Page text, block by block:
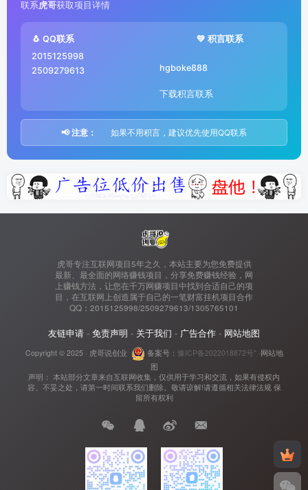
联系虎哥获取项目详情
🐧 QQ联系
2015125998
2509279613
💚 积言联系
hgboke888
下载积言联系
📢 注意： 如果不用积言，建议优先使用QQ联系
虎哥专注互联网项目5年之久，本站主要为您免费提供
最新、最全面的网络赚钱项目，分享免费赚钱经验，网
上赚钱方法，让您在千万网赚项目中找到合适自己的项
目，在互联网上创造属于自己的一笔财富挂机项目合作
QQ：2015125998/2509279613/1305765101
友链申请 - 免责声明 - 关于我们 - 广告合作 - 网站地图
Copyright © 2025 · 虎哥说创业 备案号： 豫ICP备2022018872号" ·网站地
图
声明： 本站部分文章来自互联网收集，仅供用于学习和交流，如果有侵权内
容、不妥之处，请第一时间联系我们删除。敬请谅解!请遵循相关法律法规 保
留所有权利